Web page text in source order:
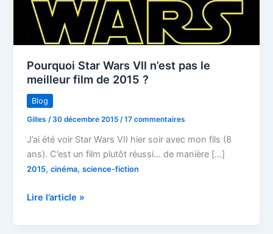
Pourquoi Star Wars VII n’est pas le
meilleur film de 2015 ?
Blog
Gilles/30 décembre 2015/17 commentaires
J’ai été voir Star Wars VII hier soir avec mon fils (8
ans). C’est un film plutôt réussi… de manière […]
2015,cinéma,science-fiction
Pourquoi
Lire l’article »